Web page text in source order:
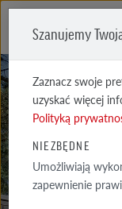
Szanujemy
Zaznacz swoje
uzyskać więcej
Polityką
NIEZBĘDNE
Umożliwiają
zapewnienie